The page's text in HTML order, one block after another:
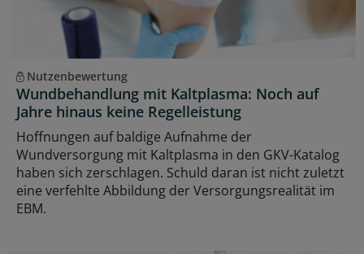
Nutzenbewertung
Wundbehandlung mit Kaltplasma: Noch auf
Jahre hinaus keine Regelleistung
Hoffnungen auf baldige Aufnahme der
Wundversorgung mit Kaltplasma in den GKV-Katalog
haben sich zerschlagen. Schuld daran ist nicht zuletzt
eine verfehlte Abbildung der Versorgungsrealität im
EBM.